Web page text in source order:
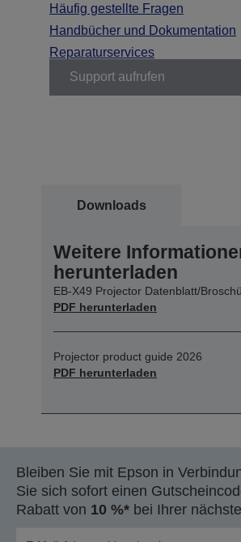
Häufig gestellte Fragen
Handbücher und Dokumentation
Reparaturservices
Support aufrufen
Downloads
Weitere
herunterladen
EB-X49 Projector Datenblatt/
PDF herunterladen
Projector product guide 2026
PDF herunterladen
Bleiben Sie mit Epson in
Sie sich sofort einen
Rabatt von 10 %* bei Ihrer